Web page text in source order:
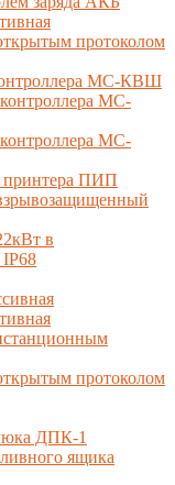
протоколом
МС-КВШ
МС-
МС-
принтера ПИП
в
протоколом
ДПК-1
ящика